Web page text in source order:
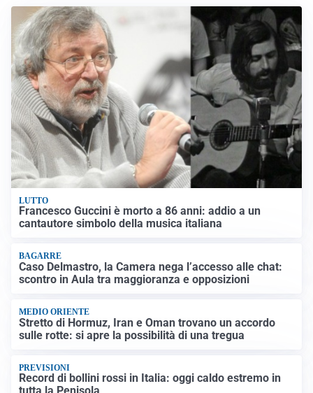
LUTTO
Francesco Guccini è morto a 86 anni: addio a un
cantautore simbolo della musica italiana
BAGARRE
Caso Delmastro, la Camera nega l’accesso alle chat:
scontro in Aula tra maggioranza e opposizioni
MEDIO ORIENTE
Stretto di Hormuz, Iran e Oman trovano un accordo
sulle rotte: si apre la possibilità di una tregua
PREVISIONI
Record di bollini rossi in Italia: oggi caldo estremo in